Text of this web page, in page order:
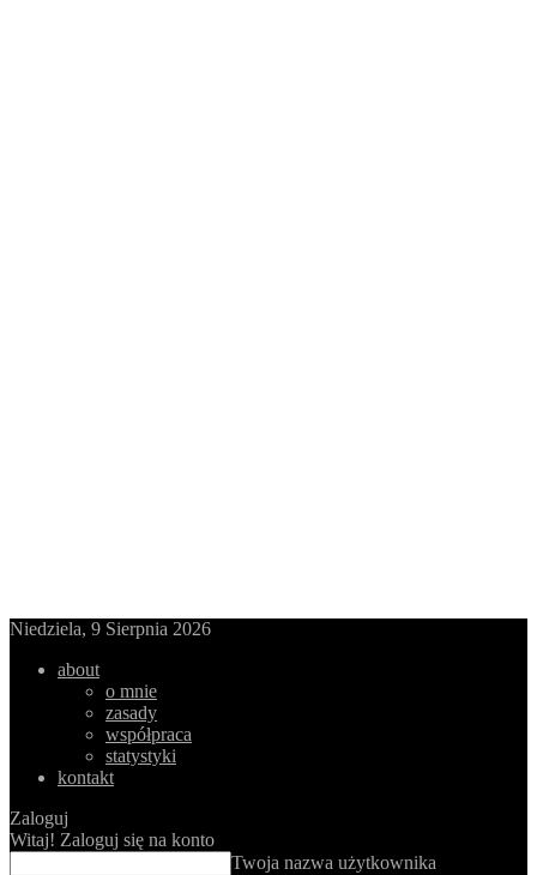
Niedziela, 9 Sierpnia 2026
about
o mnie
zasady
współpraca
statystyki
kontakt
Zaloguj
Witaj! Zaloguj się na konto
Twoja nazwa użytkownika